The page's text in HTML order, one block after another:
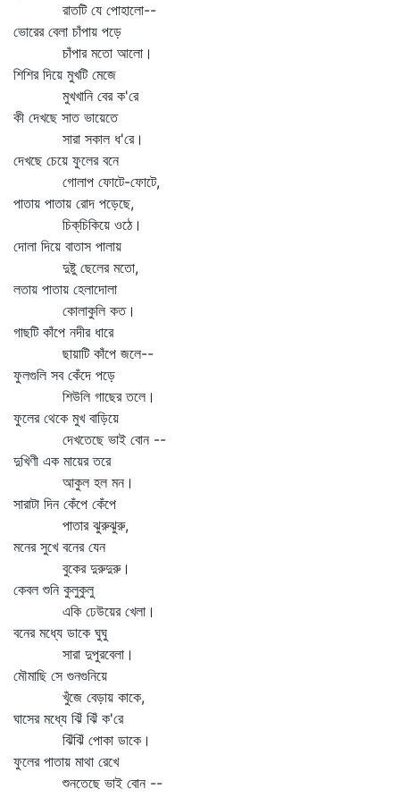
রাতটি যে পোহালো--
ভোরের বেলা চাঁপায় পড়ে
চাঁপার মতো আলো।
শিশির দিয়ে মুখটি মেজে
মুখখানি বের ক'রে
কী দেখছে সাত ভায়েতে
সারা সকাল ধ'রে।
দেখছে চেয়ে ফুলের বনে
গোলাপ ফোটে-ফোটে,
পাতায় পাতায় রোদ পড়েছে,
চিক্‌চিকিয়ে ওঠে।
দোলা দিয়ে বাতাস পালায়
দুষ্টু ছেলের মতো,
লতায় পাতায় হেলাদোলা
কোলাকুলি কত।
গাছটি কাঁপে নদীর ধারে
ছায়াটি কাঁপে জলে--
ফুলগুলি সব কেঁদে পড়ে
শিউলি গাছের তলে।
ফুলের থেকে মুখ বাড়িয়ে
দেখতেছে ভাই বোন --
দুখিণী এক মায়ের তরে
আকুল হল মন।
সারাটা দিন কেঁপে কেঁপে
পাতার ঝুরুঝুরু,
মনের সুখে বনের যেন
বুকের দুরুদুরু।
কেবল শুনি কুলুকুলু
একি ঢেউয়ের খেলা।
বনের মধ্যে ডাকে ঘুঘু
সারা দুপুরবেলা।
মৌমাছি সে গুনগুনিয়ে
খুঁজে বেড়ায় কাকে,
ঘাসের মধ্যে ঝিঁ ঝিঁ ক'রে
ঝিঁঝিঁ পোকা ডাকে।
ফুলের পাতায় মাথা রেখে
শুনতেছে ভাই বোন --